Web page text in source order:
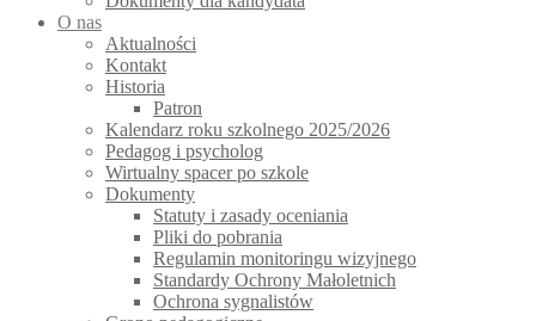
O nas
Aktualności
Kontakt
Historia
Patron
Kalendarz roku szkolnego 2025/2026
Pedagog i psycholog
Wirtualny spacer po szkole
Dokumenty
Statuty i zasady oceniania
Pliki do pobrania
Regulamin monitoringu wizyjnego
Standardy Ochrony Małoletnich
Ochrona sygnalistów